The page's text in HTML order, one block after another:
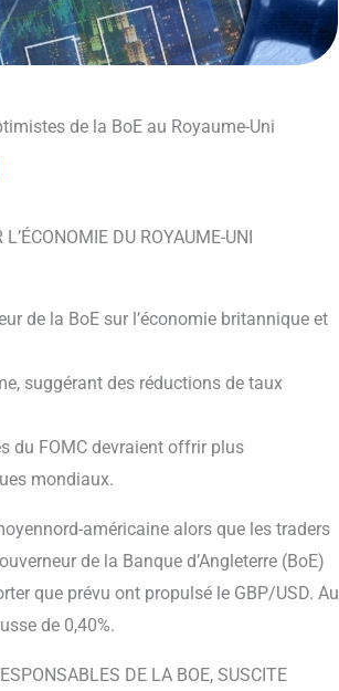
de la BoE au Royaume-Uni
L’ÉCONOMIE DU ROYAUME-UNI
de la BoE sur l’économie britannique et
suggérant des réductions de taux
du FOMC devraient offrir plus
mondiaux.
américaine alors que les traders
de la Banque d’Angleterre (BoE)
que prévu ont propulsé le GBP/USD. Au
de 0,40%.
DE LA BOE, SUSCITE